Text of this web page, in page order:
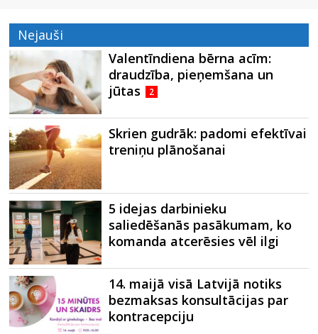
Nejauši
Valentīndiena bērna acīm:
draudzība, pieņemšana un
jūtas
2
Skrien gudrāk: padomi efektīvai
treniņu plānošanai
5 idejas darbinieku
saliedēšanās pasākumam, ko
komanda atcerēsies vēl ilgi
14. maijā visā Latvijā notiks
bezmaksas konsultācijas par
kontracepciju